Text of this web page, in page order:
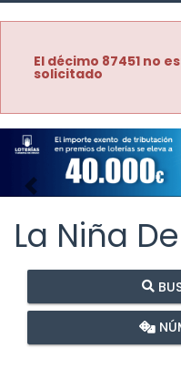
El décimo 87451 no
solicitado
Imagen anterior
La Niña